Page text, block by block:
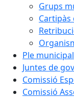
Grups
Ple municipal
Juntes de
Comissió
Comissió